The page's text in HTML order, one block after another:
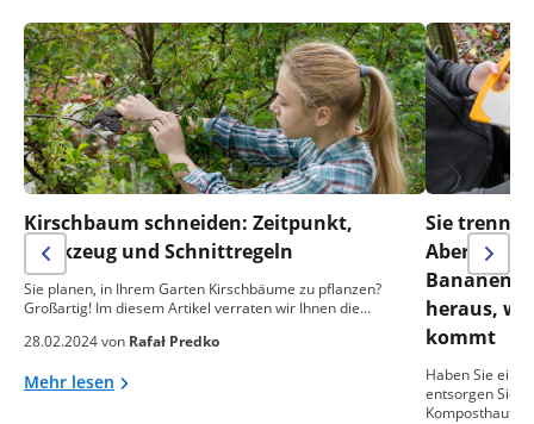
Kirschbaum schneiden: Zeitpunkt,
Werkzeug und Schnittregeln
Sie planen, in Ihrem Garten Kirschbäume zu pflanzen?
Großartig! Im diesem Artikel verraten wir Ihnen die…
28.02.2024 von Rafał Predko
Mehr lesen
Sie
Aber was
heraus,
kommt
Haben Sie
entsorgen Sie